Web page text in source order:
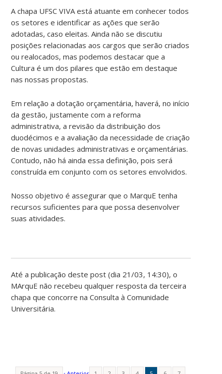
A chapa UFSC VIVA está atuante em conhecer todos
os setores e identificar as ações que serão
adotadas, caso eleitas. Ainda não se discutiu
posições relacionadas aos cargos que serão criados
ou realocados, mas podemos destacar que a
Cultura é um dos pilares que estão em destaque
nas nossas propostas.
Em relação a dotação orçamentária, haverá, no início
da gestão, justamente com a reforma
administrativa, a revisão da distribuição dos
duodécimos e a avaliação da necessidade de criação
de novas unidades administrativas e orçamentárias.
Contudo, não há ainda essa definição, pois será
construída em conjunto com os setores envolvidos.
Nosso objetivo é assegurar que o MarquE tenha
recursos suficientes para que possa desenvolver
suas atividades.
Até a publicação deste post (dia 21/03, 14:30), o
MArquE não recebeu qualquer resposta da terceira
chapa que concorre na Consulta à Comunidade
Universitária.